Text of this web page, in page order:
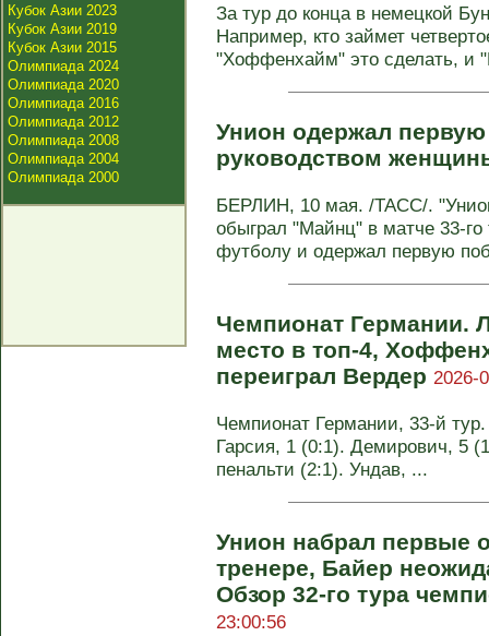
Кубок Азии 2023
Кубок Азии 2019
Кубок Азии 2015
Олимпиада 2024
Олимпиада 2020
Олимпиада 2016
Олимпиада 2012
Олимпиада 2008
Олимпиада 2004
Олимпиада 2000
За тур до конца в немецкой
Например, кто займет
"Хоффенхайм" это сделать, и
Унион одержал
руководством
БЕРЛИН, 10 мая. /ТАСС/.
обыграл "Майнц" в матче 33-
футболу и одержал первую
Чемпионат Германии.
место в топ-4,
переиграл Вердер 2026-
Чемпионат Германии, 33-й
Гарсия, 1 (0:1). Демирович, 5
пенальти (2:1). Ундав, ...
Унион набрал первые
тренере, Байер
Обзор 32-го тура
23:00:56